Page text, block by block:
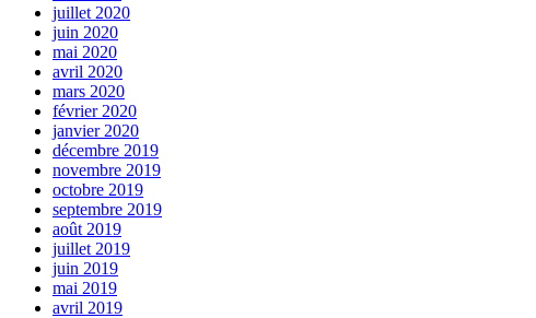
juillet 2020
juin 2020
mai 2020
avril 2020
mars 2020
février 2020
janvier 2020
décembre 2019
novembre 2019
octobre 2019
septembre 2019
août 2019
juillet 2019
juin 2019
mai 2019
avril 2019